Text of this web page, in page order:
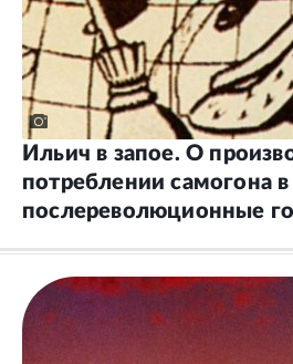
Ильич в запое. О
потреблении самогона в
послереволюционные